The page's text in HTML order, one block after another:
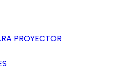
PROYECTOR